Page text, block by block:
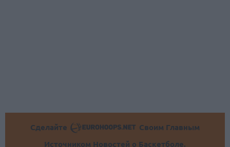
Сделайте
Своим Главным
Источником Новостей о Баскетболе.